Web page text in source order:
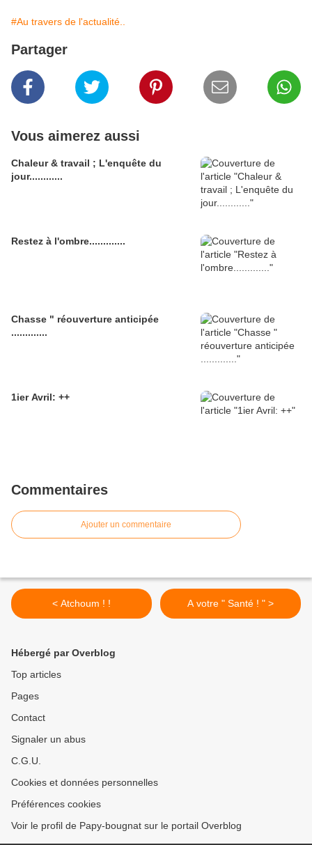
#Au travers de l'actualité..
Partager
Vous aimerez aussi
Chaleur & travail ; L'enquête du
jour............
Restez à l'ombre.............
Chasse " réouverture anticipée
.............
1ier Avril: ++
Commentaires
Ajouter un commentaire
< Atchoum ! ! A votre " Santé ! " >
Hébergé par Overblog
Top articles
Pages
Contact
Signaler un abus
C.G.U.
Cookies et données personnelles
Préférences cookies
Voir le profil de Papy-bougnat sur le portail Overblog